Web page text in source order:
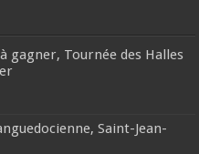
gagner, Tournée des Halles
Saint-Jean-